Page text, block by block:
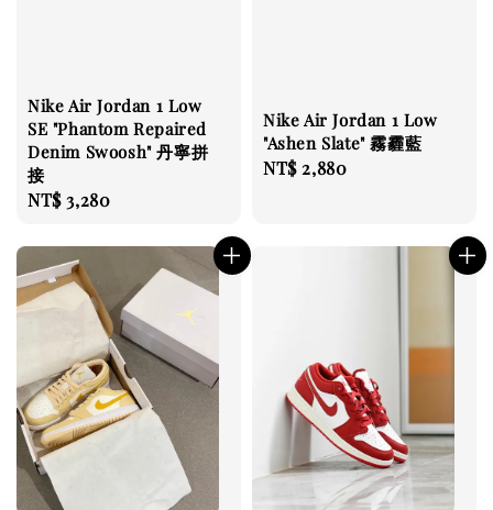
Nike Air Jordan 1 Low
SE "Phantom Repaired
Denim Swoosh" 丹寧拼
接
Regular
NT$ 3,280
Nike Air Jordan 1 Low
"Ashen Slate" 霧霾藍
Regular
NT$ 2,880